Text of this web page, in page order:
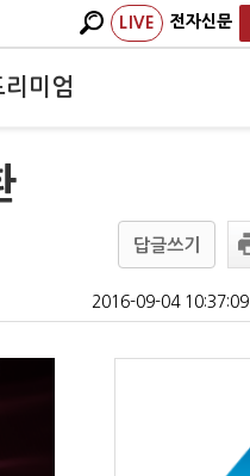
LIVE 전자신문
리미엄
답글쓰기
2016-09-04 10:37:09